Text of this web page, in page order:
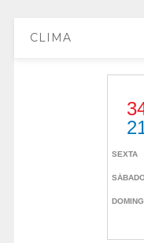
CLIMA